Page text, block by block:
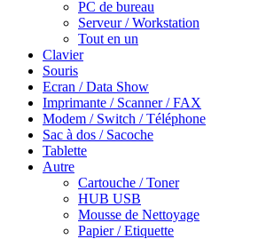
PC de bureau
Serveur / Workstation
Tout en un
Clavier
Souris
Ecran / Data Show
Imprimante / Scanner / FAX
Modem / Switch / Téléphone
Sac à dos / Sacoche
Tablette
Autre
Cartouche / Toner
HUB USB
Mousse de Nettoyage
Papier / Etiquette